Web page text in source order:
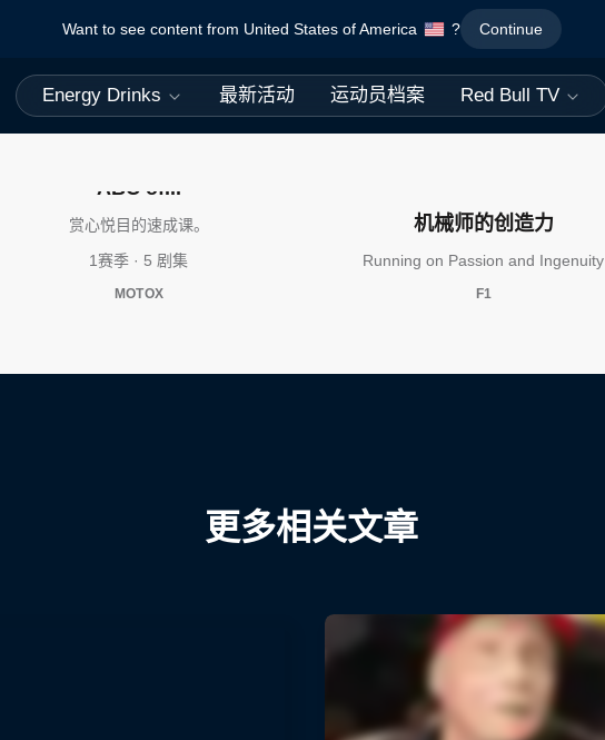
Want to see content from United States of America ? Continue
Energy Drinks 最新活动 运动员档案 Red Bull TV
ABC of...
赏心悦目的速成课。
1赛季 · 5 剧集
MOTOX
机械师的创造力
Running on Passion and Ingenuity
F1
更多相关文章